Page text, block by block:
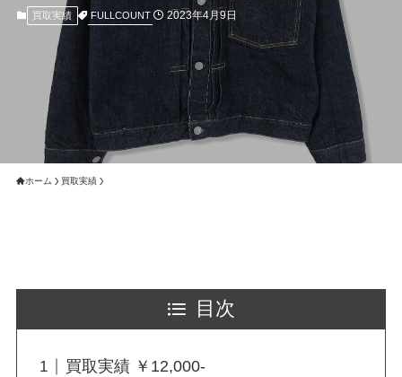
買取実績 FULLCOUNT 2023年4月9日
ホーム 買取実績
目次
買取実績 ￥12,000-